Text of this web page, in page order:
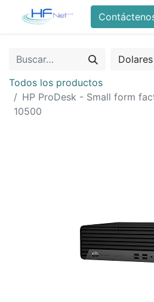
Todos los productos
HP ProDesk - Small form
10500